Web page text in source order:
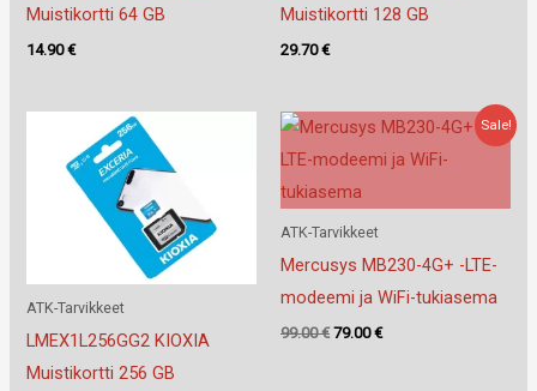
Muistikortti 64 GB
14.90€
Muistikortti 128 GB
29.70€
ATK-Tarvikkeet
LMEX1L256GG2 KIOXIA
Muistikortti 256 GB
Sale!
ATK-Tarvikkeet
Mercusys MB230-4G+ -LTE-
modeemi ja WiFi-tukiasema
99.00€ Alkuperäinen
79.00€Nykyinen